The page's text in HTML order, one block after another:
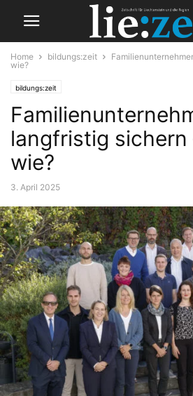
Home bildungs:zeit
wie?
bildungs:zeit
langfristig sichern
wie?
3. April 2025